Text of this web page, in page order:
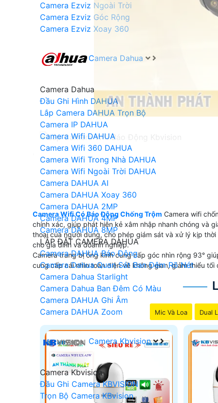
Camera Ezviz Ngoài Trời
Camera Ezviz Góc Rộng
Camera Ezviz Xoay 360
Camera Dahua
Camera Dahua
Đầu Ghi Hình DAHUA
Lắp Camera DAHUA Trọn Bộ
Camera IP DAHUA
Camera Wifi DAHUA
Camera Wifi 360 DAHUA
Camera Wifi Trong Nhà DAHUA
Camera Wifi Ngoài Trời DAHUA
Camera DAHUA AI
Camera DAHUA Xoay 360
Camera DAHUA 2MP
Camera DAHUA 4MP
Camera DAHUA 8MP
LẮP ĐẶT CAMERA DAHUA
Camera DAHUA Báo Động
Camera Dahua Quan Sát Ban Đêm Rõ Nét
Camera Dahua Starlight
Camera Dahua Ban Đêm Có Màu
Camera DAHUA Ghi Âm
Camera DAHUA Zoom
Camera Kbvision
Camera Kbvision
Đầu Ghi Camera KBVISION
Trọn Bộ Camera KBvision
Camera Wifi Có Báo Động Chống Trộm Camera wifi
chính xác, giúp phát hiện kẻ xâm nhập nhanh chóng và
thoại của người dùng, cho phép giám sát và xử lý kịp
cho gia đình và doanh nghiệp.
Camera trang bị ống kính cung cấp góc nhìn rộng 93°
cung cấp cái nhìn toàn diện về không gian, giảm thiểu
Mic Và Loa Dual